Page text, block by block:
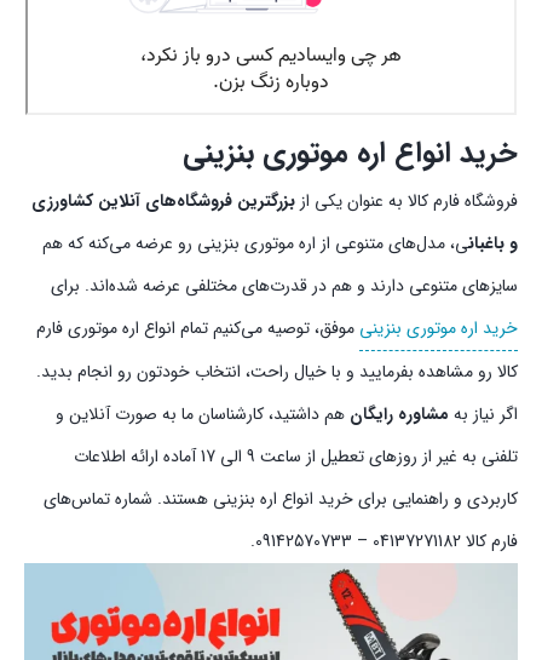
خرید انواع اره موتوری بنزینی
فروشگاه فارم کالا به عنوان یکی از بزرگترین فروشگاه‌های آنلاین کشاورزی
و باغبانی، مدل‌های متنوعی از اره موتوری بنزینی رو عرضه می‌کنه که هم
سایزهای متنوعی دارند و هم در قدرت‌های مختلفی عرضه شده‌اند. برای
خرید اره موتوری بنزینی موفق، توصیه می‌کنیم تمام انواع اره موتوری فارم
کالا رو مشاهده بفرمایید و با خیال راحت، انتخاب خودتون رو انجام بدید.
اگر نیاز به مشاوره رایگان هم داشتید، کارشناسان ما به صورت آنلاین و
تلفنی به غیر از روزهای تعطیل از ساعت 9 الی 17 آماده ارائه اطلاعات
کاربردی و راهنمایی برای خرید انواع اره بنزینی هستند. شماره تماس‌های
فارم کالا 04137271182 – 09142570733.